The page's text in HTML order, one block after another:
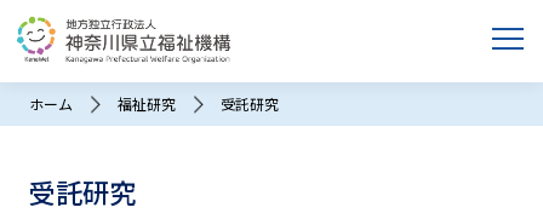
ホーム 福祉研究 受託研究
受託研究